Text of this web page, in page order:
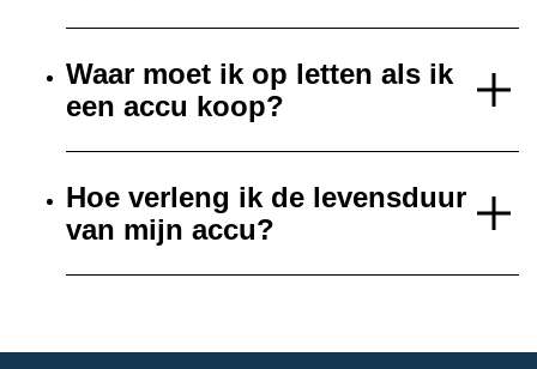
Waar moet ik op letten als ik
een accu koop?
Hoe verleng ik de levensduur
van mijn accu?